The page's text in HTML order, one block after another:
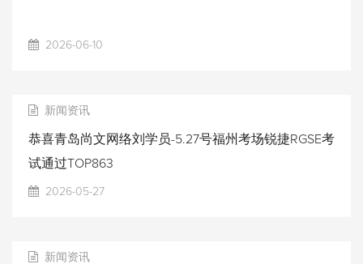
2026-06-10
新闻资讯
恭喜青岛尚文网络刘学员-5.27号福州考场锐捷RGSE考
试通过TOP863
2026-05-27
新闻资讯